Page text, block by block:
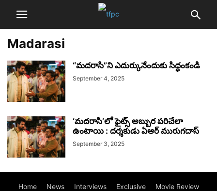
Madarasi
“మదరాసి”ని ఎదుర్కునేందుకు సిద్ధంకండి
September 4, 2025
‘మదరాసి’లో ఫైట్స్ అబ్బుర పరిచేలా
ఉంటాయి : దర్శకుడు ఏఆర్ మురుగదాస్
September 3, 2025
Home News Interviews Exclusive Movie Review